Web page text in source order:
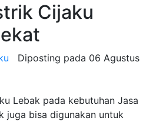
Cijaku
Diposting pada 06 Agustus
Lebak pada kebutuhan Jasa
juga bisa digunakan untuk